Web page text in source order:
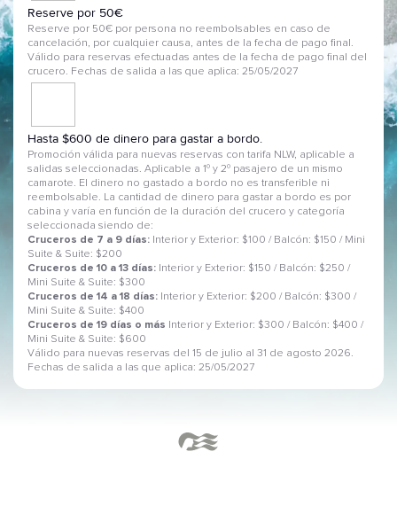
Reserve por 50€
Reserve por 50€ por persona no reembolsables en caso de
cancelación, por cualquier causa, antes de la fecha de pago final.
Válido para reservas efectuadas antes de la fecha de pago final del
crucero. Fechas de salida a las que aplica: 25/05/2027
Hasta $600 de dinero para gastar a bordo.
Promoción válida para nuevas reservas con tarifa NLW, aplicable a
salidas seleccionadas. Aplicable a 1º y 2º pasajero de un mismo
camarote. El dinero no gastado a bordo no es transferible ni
reembolsable. La cantidad de dinero para gastar a bordo es por
cabina y varía en función de la duración del crucero y categoría
seleccionada siendo de:
Cruceros de 7 a 9 días: Interior y Exterior: $100 / Balcón: $150 / Mini
Suite & Suite: $200
Cruceros de 10 a 13 días: Interior y Exterior: $150 / Balcón: $250 /
Mini Suite & Suite: $300
Cruceros de 14 a 18 días: Interior y Exterior: $200 / Balcón: $300 /
Mini Suite & Suite: $400
Cruceros de 19 días o más
Interior y Exterior: $300 / Balcón: $400 /
Mini Suite & Suite: $600
Válido para nuevas reservas del 15 de julio al 31 de agosto 2026.
Fechas de salida a las que aplica: 25/05/2027